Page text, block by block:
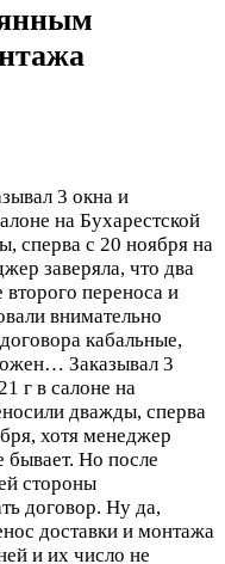
3 окна и
на Бухарестской
сперва с 20 ноября на
заверяла, что два
второго переноса и
внимательно
кабальные,
Заказывал 3
г в салоне на
дважды, сперва
хотя менеджер
бывает. Но после
стороны
договор. Ну да,
доставки и монтажа
и их число не